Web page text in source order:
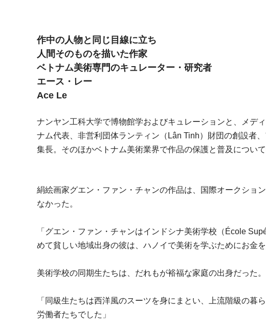
作中の人物と同じ目線に立ち
人間そのものを描いた作家
ベトナム美術専門のキュレーター・研究者
エース・レー
Ace Le
ナンヤン工科大学で博物館学およびキュレーションと、メデ
ナム代表、非営利団体ランティン（Lân Tinh）財団の創設者
集長。そのほかベトナム美術業界で作品の保護と普及について
絹絵画家グエン・ファン・チャンの作品は、国際オークショ
なかった。
「グエン・ファン・チャンはインドシナ美術学校（École
めて貧しい地域出身の彼は、ハノイで美術を学ぶためにお金
美術学校の同期生たちは、だれもが裕福な家庭の出身だった。
「同級生たちは西洋風のスーツを身にまとい、上流階級の
労働者たちでした」